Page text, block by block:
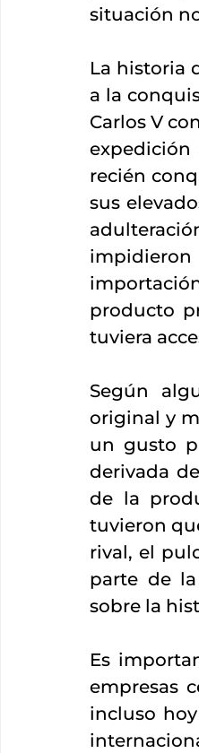
situación
La historia
a la
Carlos V
recién
sus
impidieron
producto
tuviera
Según
original y
un gusto
derivada
de la
tuvieron
rival, el
parte de
sobre la
Es
empresas
incluso